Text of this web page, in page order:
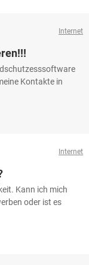
Internet
Kontakte in
Internet
Kann ich mich
oder ist es